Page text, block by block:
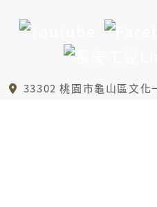
33302 桃園市龜山區文化